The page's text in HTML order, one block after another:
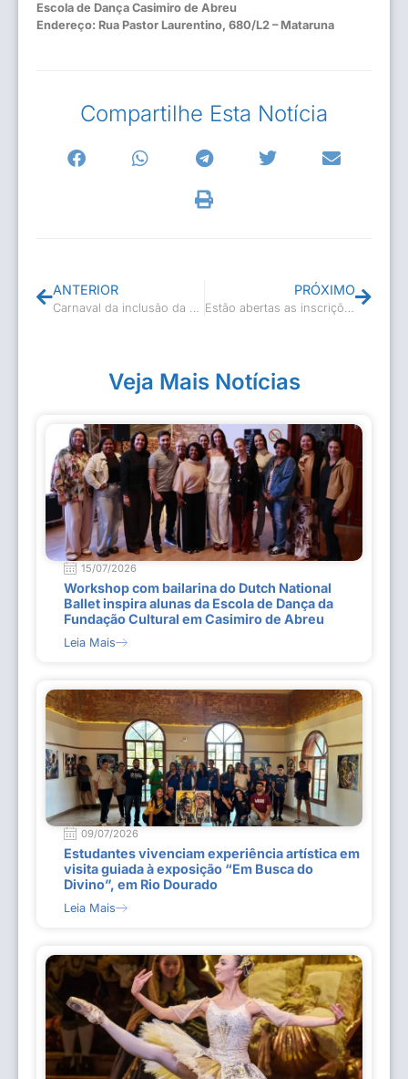
Escola de Dança Casimiro de Abreu
Endereço: Rua Pastor Laurentino, 680/L2 – Mataruna
Compartilhe Esta Notícia
ANTERIOR
Carnaval da inclusão da APAE
PRÓXIMO
Estão abertas as inscrições para as Escolas de Música
Veja Mais Notícias
15/07/2026
Workshop com bailarina do Dutch National
Ballet inspira alunas da Escola de Dança da
Fundação Cultural em Casimiro de Abreu
Leia Mais
09/07/2026
Estudantes vivenciam experiência artística em
visita guiada à exposição “Em Busca do
Divino”, em Rio Dourado
Leia Mais